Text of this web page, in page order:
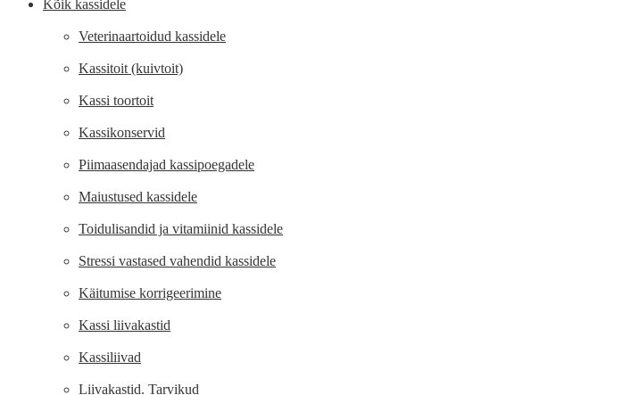
Kõik kassidele
Veterinaartoidud kassidele
Kassitoit (kuivtoit)
Kassi toortoit
Kassikonservid
Piimaasendajad kassipoegadele
Maiustused kassidele
Toidulisandid ja vitamiinid kassidele
Stressi vastased vahendid kassidele
Käitumise korrigeerimine
Kassi liivakastid
Kassiliivad
Liivakastid. Tarvikud